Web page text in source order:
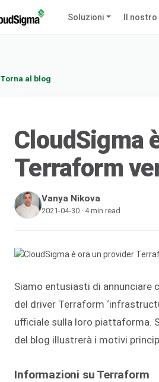
Soluzioni Il nostro
Torna al blog
CloudSigma
Terraform
Vanya Nikova
2021-04-30 · 4 min read
Siamo entusiasti di annunciare
del driver Terraform
ufficiale sulla loro piattaforma.
del blog illustrerà i motivi
Informazioni su Terraform